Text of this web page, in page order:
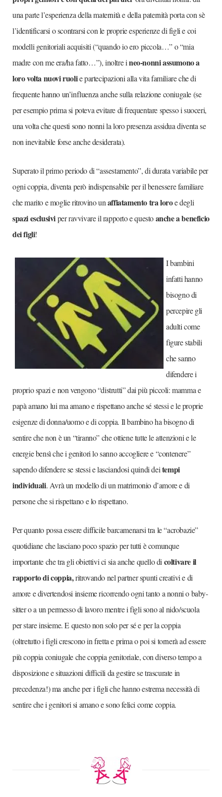
una parte l’esperienza della maternità e della paternità porta con sè
l’identificarsi o scontrarsi con le proprie esperienze di figli e coi
modelli genitoriali acquisiti (“quando io ero piccola…” o “mia
madre con me era/ha fatto…”), inoltre ineo-nonni assumono a
loro volta nuovi ruolie partecipazioni alla vita familiare che di
frequente hanno un’influenza anche sulla relazione coniugale (se
per esempio prima si poteva evitare di frequentare spesso i suoceri,
una volta che questi sono nonni la loro presenza assidua diventa se
non inevitabile forse anche desiderata).
Superato il primo periodo di “assestamento”, di durata variabile per
ogni coppia, diventa però indispensabile per il benessere familiare
che marito e moglie ritrovino unaffiatamento tra loroe degli
spazi esclusiviper ravvivare il rapporto e questoanche a beneficio
dei figli!
I bambini
infatti hanno
bisogno di
percepire gli
adulti come
figure stabili
che sanno
difendere i
proprio spazi e non vengono “distrutti” dai più piccoli: mamma e
papà amano lui ma amano e rispettano anche sé stessi e le proprie
esigenze di donna/uomo e di coppia. Il bambino ha bisogno di
sentire che non è un “tiranno” che ottiene tutte le attenzioni e le
energie bensì che i genitori lo sanno accogliere e “contenere”
sapendo difendere se stessi e lasciandosi quindi deitempi
individuali. Avrà un modello di un matrimonio d’amore e di
persone che si rispettano e lo rispettano.
Per quanto possa essere difficile barcamenarsi tra le “acrobazie”
quotidiane che lasciano poco spazio per tutti è comunque
importante che tra gli obiettivi ci sia anche quello di coltivare il
rapporto di coppia,ritrovando nel partner spunti creativi e di
amore e divertendosi insieme ricorrendo ogni tanto a nonni o baby-
sitter o a un permesso di lavoro mentre i figli sono al nido/scuola
per stare insieme. E questo non solo per sé e per la coppia
(oltretutto i figli crescono in fretta e prima o poi si tornerà ad essere
più coppia coniugale che coppia genitoriale, con diverso tempo a
disposizione e situazioni difficili da gestire se trascurate in
precedenza!) ma anche per i figli che hanno estrema necessità di
sentire che i genitori si amano e sono felici come coppia.